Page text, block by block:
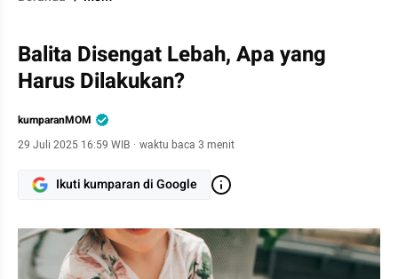
Balita Disengat Lebah, Apa yang
Harus Dilakukan?
kumparanMOM
29 Juli 2025 16:59 WIB · waktu baca 3 menit
Ikuti kumparan di Google